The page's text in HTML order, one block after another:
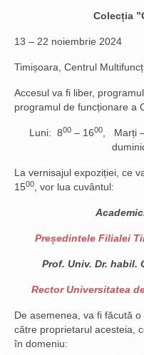
Colecția
13 – 22 noiembrie 2024
Timișoara, Centrul
Accesul va fi liber,
programul de funcționare a
Luni: 800 – 1600 , Marți
La vernisajul expoziției, ce
1500 , vor lua cuvântul:
Președintele Filialei
Prof. Univ. Dr. habil.
Rector Universitatea
De asemenea, va fi făcută
către proprietarul acesteia,
în domeniu: